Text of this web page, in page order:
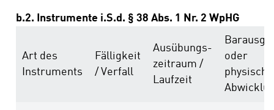
b.2. Instrumente i.S.d. § 38 Abs. 1 Nr. 2 WpHG
Art des
Instruments
Fälligkeit
/ Verfall
Ausübungs­
zeitraum /
Laufzeit
oder
physische